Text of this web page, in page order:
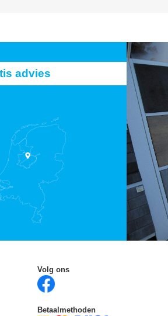
advies
Volg ons
Betaalmethoden